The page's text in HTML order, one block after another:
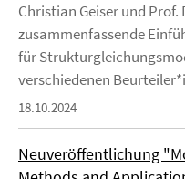
Christian Geiser und Prof.
zusammenfassende
für
verschiedenen
18.10.2024
Neuveröffentlichung